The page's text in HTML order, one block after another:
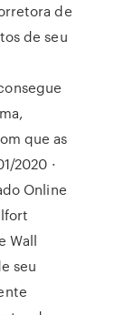
de
de seu
que as
2020 ·
Online
Wall
seu